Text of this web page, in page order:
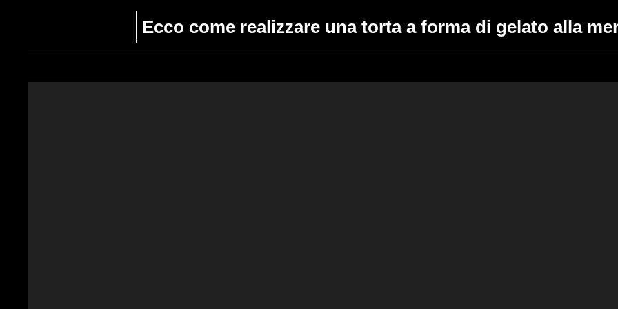
Ecco come realizzare una torta a forma di gelato alla